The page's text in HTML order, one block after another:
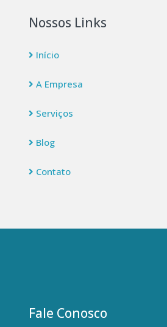
Nossos Links
Início
A Empresa
Serviços
Blog
Contato
Fale Conosco